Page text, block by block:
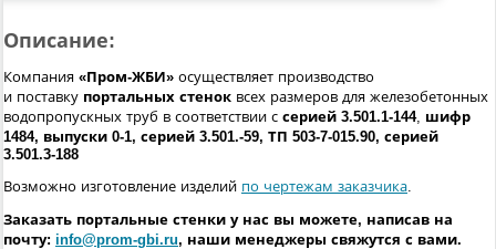
Описание:
Компания «Пром-ЖБИ» осуществляет производство
и поставку портальных стенок всех размеров для железобетонных
водопропускных труб в соответствии с серией 3.501.1-144, шифр
1484, выпуски 0-1, серией 3.501.-59, ТП 503-7-015.90, серией
3.501.3-188
Возможно изготовление изделий по чертежам заказчика
Заказать портальные стенки у нас вы можете, написав на
почту: info@prom-gbi.ru, наши менеджеры свяжутся с вами.